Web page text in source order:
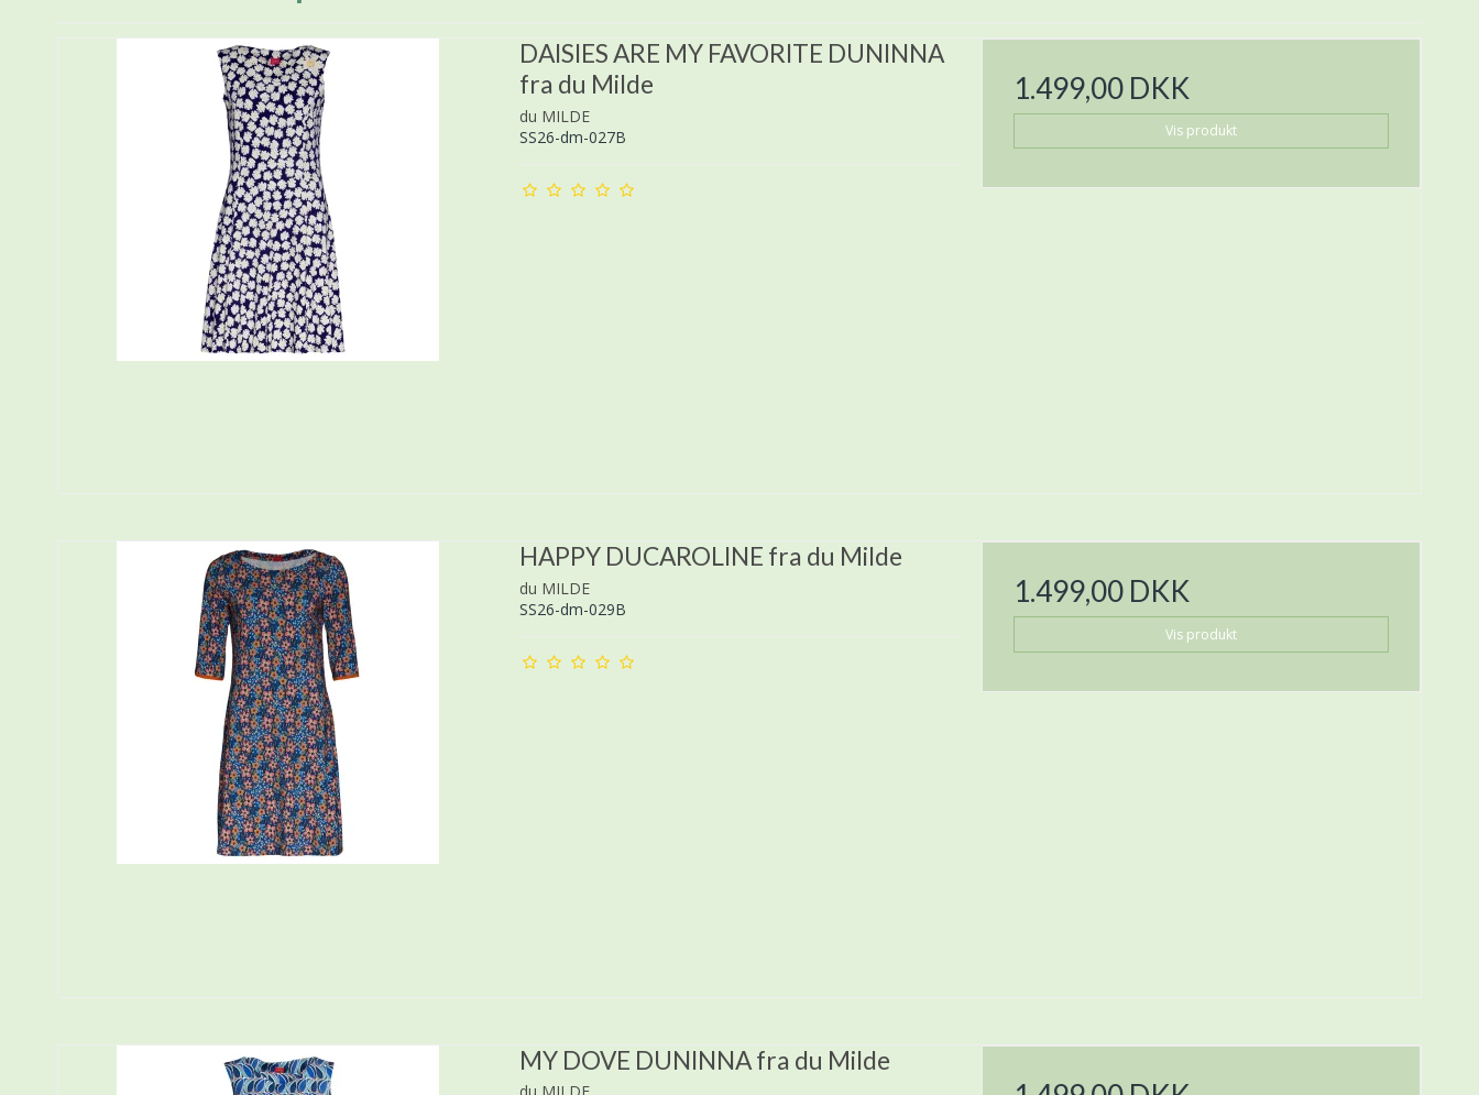
DAISIES ARE MY FAVORITE DUNINNA
fra du Milde
du MILDE
SS26-dm-027B
1.499,00 DKK
Vis produkt
HAPPY DUCAROLINE fra du Milde
du MILDE
SS26-dm-029B
1.499,00 DKK
Vis produkt
MY DOVE DUNINNA fra du Milde